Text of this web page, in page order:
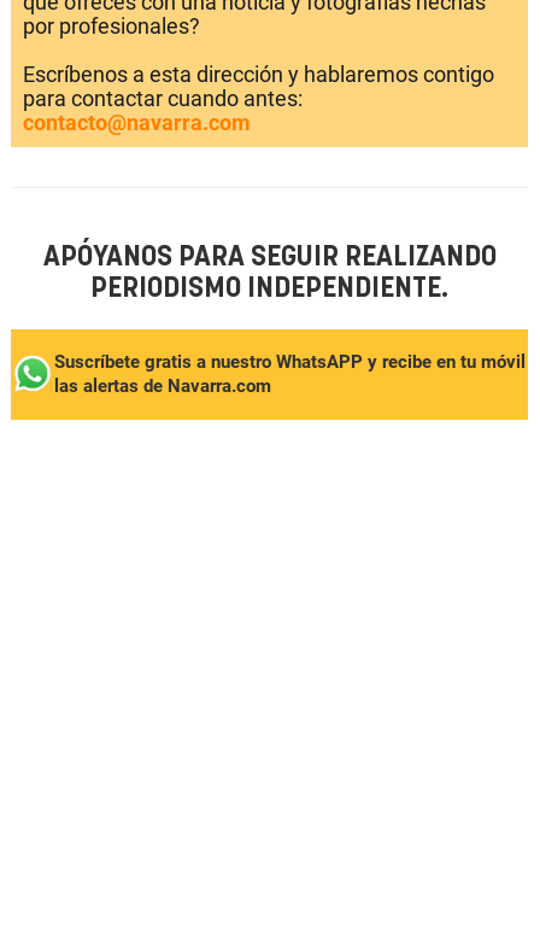
por profesionales?
Escríbenos a esta dirección y hablaremos contigo
para contactar cuando antes:
contacto@navarra.com
APÓYANOS PARA SEGUIR REALIZANDO
PERIODISMO INDEPENDIENTE.
Suscríbete gratis a nuestro WhatsAPP y recibe en tu móvil
las alertas de Navarra.com